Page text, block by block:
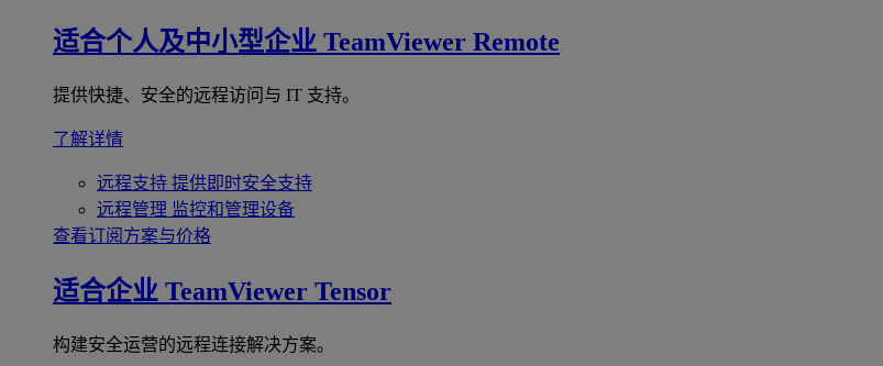
适合个人及中小型企业 TeamViewer Remote
提供快捷、安全的远程访问与 IT 支持。
了解详情
远程支持 提供即时安全支持
远程管理 监控和管理设备
查看订阅方案与价格
适合企业 TeamViewer Tensor
构建安全运营的远程连接解决方案。